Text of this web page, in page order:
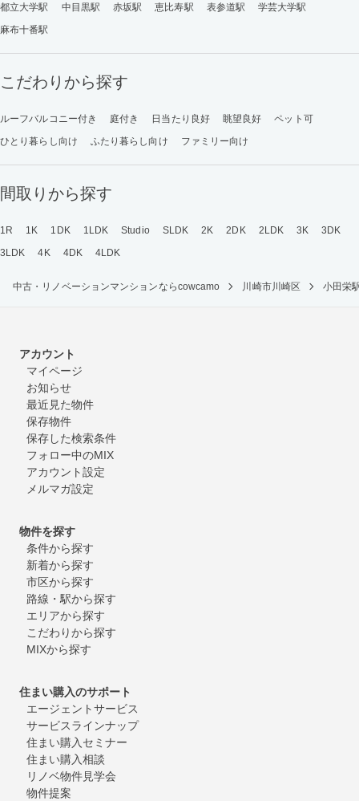
都立大学駅
中目黒駅 赤坂駅 恵比寿駅 表参道駅
学芸大学駅
麻布十番駅
こだわりから探す
ルーフバルコニー付き 庭付き 日当たり良好 眺望良好
ペット可
ひとり暮らし向け
ふたり暮らし向け ファミリー向け
間取りから探す
1R 1K 1DK 1LDK Studio SLDK 2K 2DK 2LDK 3K
3DK
3LDK
4K 4DK 4LDK
中古・リノベーションマンションならcowcamo 川崎市川崎区 小田栄
アカウント
マイページ
お知らせ
最近見た物件
保存物件
保存した検索条件
フォロー中のMIX
アカウント設定
メルマガ設定
物件を探す
条件から探す
新着から探す
市区から探す
路線・駅から探す
エリアから探す
こだわりから探す
MIXから探す
住まい購入のサポート
エージェントサービス
サービスラインナップ
住まい購入セミナー
住まい購入相談
リノベ物件見学会
物件提案